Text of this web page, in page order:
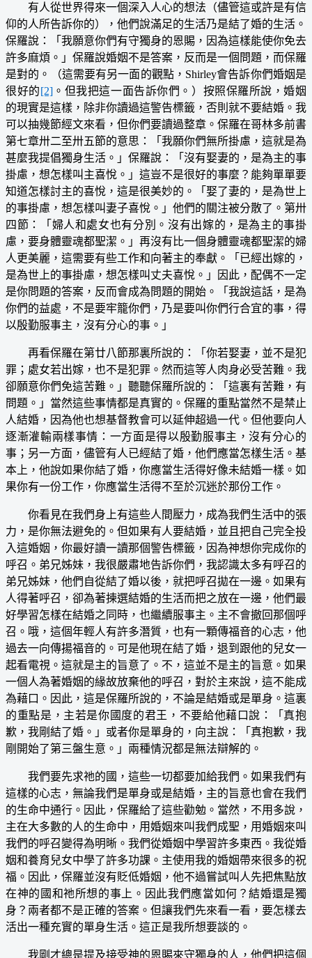
有人從世界得來一個深入人心的想法（儘管這或許是有信
仰的人所告訴你的），他們說滿足的生活乃是結了婚的生活。
保羅說：「我願意你們有守獨身的恩賜，因為這樣能使你免去
許多麻煩。」保羅說婚姻不是答案，反而是一個問題，而保羅
是對的。（這需要有另一面的觀點，Shirley會告訴你們婚姻是
很好的[2]。但我把這一面告訴你們。）按照保羅所說，婚姻
的現實是這樣，除非你讀過這警告標籤，否則就不要結婚。我
可以抽幾節經文來看，但你們要讀過整章。保羅在哥林多前書
第七章卅二至卅五節的意思：「我願你們無所掛慮，這就是為
甚麼我提倡獨身生活。」保羅說：「沒有娶妻的，是為主的事
掛慮，想怎樣叫主喜悅。」這豈不是很好的事麼？能夠單單要
知道怎樣討主的喜悅，這是很美妙的。「娶了妻的，是為世上
的事掛慮，想怎樣叫妻子喜悅。」他們的關注被分散了。第卅
四節：「婦人和處女也有分別。沒有出嫁的，是為主的事掛
慮，要身體靈魂都聖潔。」再沒有比一個身體靈魂都聖潔的婦
人更美麗，這需要有些工作和向著主的奉獻。「已經出嫁的，
是為世上的事掛慮，想怎樣叫丈夫喜悅。」因此，配偶不一定
是你問題的答案，反而會成為問題的開始。「我說這話，是為
你們的益處，不是要牢籠你們，乃是要叫你們行合宜的事，得
以殷勤服事主，沒有分心的事。」
再看保羅在第廿八節那裏所說的：「你若娶妻，並不是犯
罪；處女若出嫁，也不是犯罪。然而這等人肉身必受苦難。我
卻願意你們免這苦難。」聽聽保羅所說的：「這裏有苦難，有
問題。」當然這些事情都是真實的。保羅的重點當然不是禁止
人結婚，因為他也想基督教會可以延伸超過一代。但他要向人
逐漸灌輸兩樣事情：一方面是得以殷勤服事主，沒有分心的
事；另一方面，儘管有人已經結了婚，他們應當怎樣生活。基
本上，他說如果你結了婚，你應當生活得好像未結婚一樣。如
果你有一份工作，你應當生活得不至於沉迷於那份工作。
你看見在我們身上有這些人間壓力，成為我們生活中的張
力，是你無法避免的。但如果有人要結婚，並且把自己完全投
入這婚姻，你最好讀一讀那個警告標籤，因為神想你完成你的
呼召。弟兄姊妹，我很嚴肅地告訴你們，我認識太多有呼召的
弟兄姊妹，他們自從結了婚以後，就把呼召拋在一邊。如果有
人得著呼召，卻為著揀選結婚的生活而把之放在一邊，他們最
好學習怎樣在結婚之同時，也繼續服事主。主不會撤回那個呼
召。哦，這個年輕人有許多潛質，也有一顆傳福音的心志，他
過去一向傳揚福音的。可是他現在結了婚，退到跟他的兒女一
起看電視。這就是主的旨意了。不，這並不是主的旨意。如果
一個人為著婚姻的緣故放棄他的呼召，對於主來說，這不能成
為藉口。因此，這是保羅所說的，不論是結婚或是單身。這裏
的重點是，主若是你國度的君王，不要給他藉口說：「真抱
歉，我剛結了婚。」或者你是單身的，向主說：「真抱歉，我
剛開始了第三盤生意。」兩種情況都是無法辯解的。
我們要先求祂的國，這些一切都要加給我們。如果我們有
這樣的心志，無論我們是單身或是結婚，主的旨意也會在我們
的生命中通行。因此，保羅給了這些勸勉。當然，不用多說，
主在大多數的人的生命中，用婚姻來叫我們成聖，用婚姻來叫
我們的呼召變得為明晰。我們從婚姻中學習許多東西。我從婚
姻和養育兒女中學了許多功課。主使用我的婚姻帶來很多的祝
福。因此，保羅並沒有貶低婚姻，他不過嘗試叫人先把焦點放
在神的國和祂所想的事上。因此我們應當如何？結婚還是獨
身？兩者都不是正確的答案。但讓我們先來看一看，要怎樣去
活出一種充實的單身生活。這正是我所想要談的。
我剛才總是提及接受神的恩賜來守獨身的人，他們把這個